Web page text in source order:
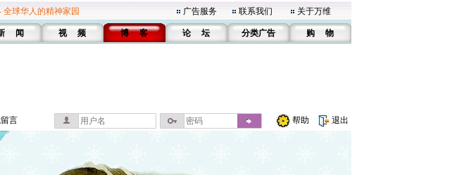
全球华人的精神家园 广告服务 联系我们 关于万维
闻 视 频 博 客 论 坛 分类广告 购 物
言 帮助 退出